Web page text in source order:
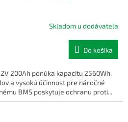
A
R
M
Skladom u dodávateľa
Do košíka
200Ah ponúka kapacitu 2560Wh,
a vysokú účinnosť pre náročné
BMS poskytuje ochranu proti...